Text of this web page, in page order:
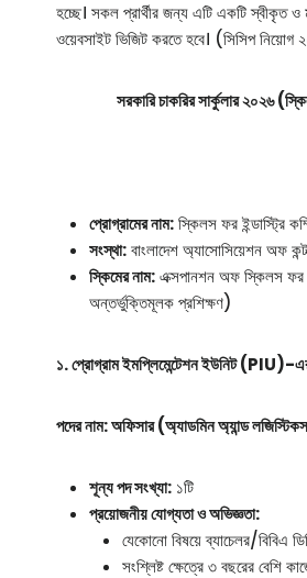
হচ্ছে। সকল প্রার্থীর জন্য এটি একটি স্বীকৃত
ওয়েবসাইট ভিজিট করতে হবে। (সিসিপ নিয়োগ
সরকারি চাকরির সার্কুলার ২০২৬
প্রোগ্রামের নাম:স্কিলস ফর ইন্ডাস্ট্রি
সংস্থা:বাংলাদেশ অ্যাসোসিয়েশন অফ
স্কিমের নাম:এক্সপানশন অফ স্কিলস ফর
অন্তর্ভুক্তিমূলক প্রশিক্ষণ)
১. প্রোগ্রাম ইমপ্লিমেন্টেশন ইউনিট (PIU)-
পদের নাম: অফিসার (অ্যাডমিন অ্যান্ড
শূন্য পদ সংখ্যা: ১টি
প্রয়োজনীয় যোগ্যতা ও অভিজ্ঞতা:
যেকোনো বিষয়ে ব্যাচেলর/বিবিএ
সংশ্লিষ্ট ক্ষেত্রে ৩ বছরের বেশি